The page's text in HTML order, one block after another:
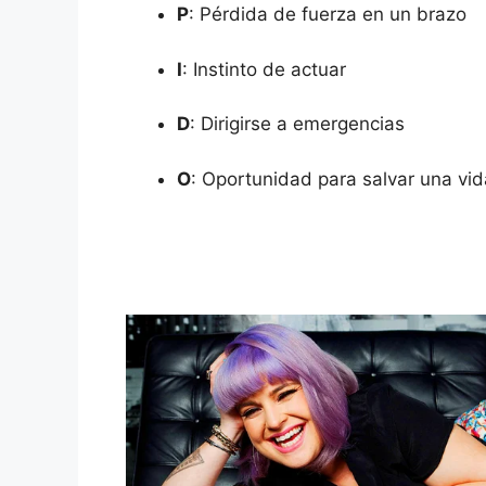
P: Pérdida de fuerza en un brazo
I: Instinto de actuar
D: Dirigirse a emergencias
O: Oportunidad para salvar una